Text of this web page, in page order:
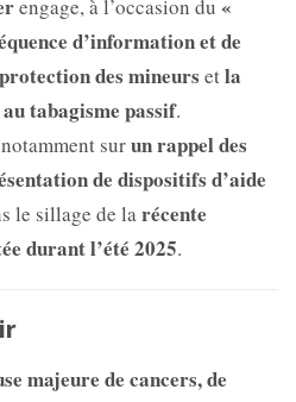
engage, à l’occasion du «
d’information et de
des mineurs etla
tabagisme passif.
surun rappel des
de dispositifs d’aide
le sillage de la récente
durant l’été 2025.
majeure de cancers, de